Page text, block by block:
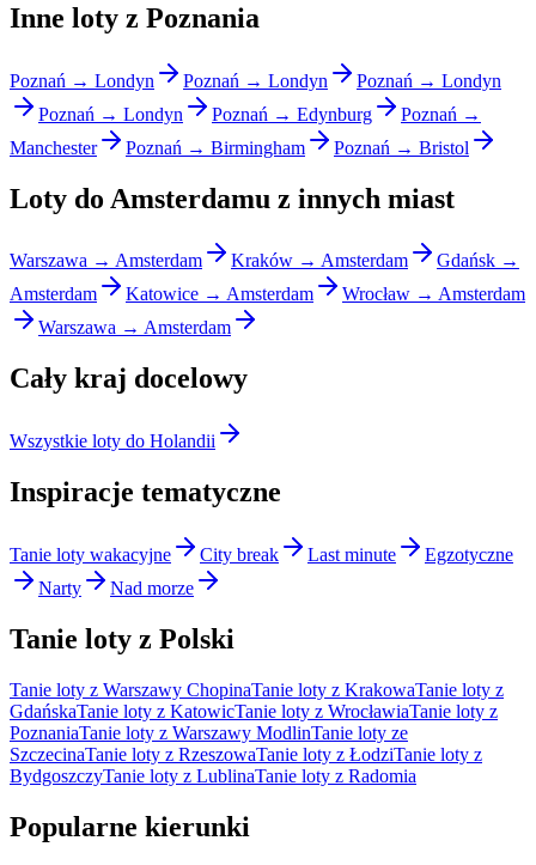
Inne loty z Poznania
Poznań → Londyn Poznań → Londyn
Poznań → Londyn
Poznań → Londyn
Poznań → Edynburg
Poznań →
Manchester
Poznań → Birmingham Poznań → Bristol
Loty do Amsterdamu z innych miast
Warszawa → Amsterdam Kraków → Amsterdam
Gdańsk →
Amsterdam
Katowice → Amsterdam
Wrocław → Amsterdam
Warszawa → Amsterdam
Cały kraj docelowy
Wszystkie loty do Holandii
Inspiracje tematyczne
Tanie loty wakacyjne City break Last minute
Egzotyczne
Narty
Nad morze
Tanie loty z Polski
Tanie loty z Warszawy ChopinaTanie loty z KrakowaTanie loty z
GdańskaTanie loty z KatowicTanie loty z WrocławiaTanie loty z
PoznaniaTanie loty z Warszawy ModlinTanie loty ze
SzczecinaTanie loty z RzeszowaTanie loty z ŁodziTanie loty z
BydgoszczyTanie loty z LublinaTanie loty z Radomia
Popularne kierunki